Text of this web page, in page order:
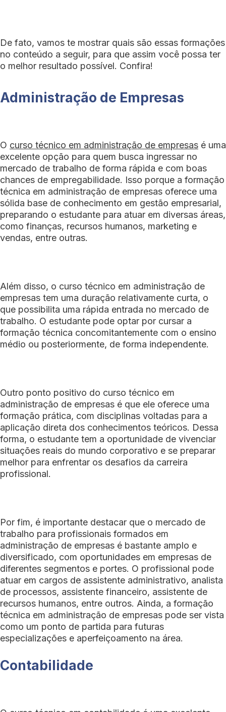
De fato, vamos te mostrar quais são essas formações
no conteúdo a seguir, para que assim você possa ter
o melhor resultado possível. Confira!
Administração de Empresas
O curso técnico em administração de empresas é uma
excelente opção para quem busca ingressar no
mercado de trabalho de forma rápida e com boas
chances de empregabilidade. Isso porque a formação
técnica em administração de empresas oferece uma
sólida base de conhecimento em gestão empresarial,
preparando o estudante para atuar em diversas áreas,
como finanças, recursos humanos, marketing e
vendas, entre outras.
Além disso, o curso técnico em administração de
empresas tem uma duração relativamente curta, o
que possibilita uma rápida entrada no mercado de
trabalho. O estudante pode optar por cursar a
formação técnica concomitantemente com o ensino
médio ou posteriormente, de forma independente.
Outro ponto positivo do curso técnico em
administração de empresas é que ele oferece uma
formação prática, com disciplinas voltadas para a
aplicação direta dos conhecimentos teóricos. Dessa
forma, o estudante tem a oportunidade de vivenciar
situações reais do mundo corporativo e se preparar
melhor para enfrentar os desafios da carreira
profissional.
Por fim, é importante destacar que o mercado de
trabalho para profissionais formados em
administração de empresas é bastante amplo e
diversificado, com oportunidades em empresas de
diferentes segmentos e portes. O profissional pode
atuar em cargos de assistente administrativo, analista
de processos, assistente financeiro, assistente de
recursos humanos, entre outros. Ainda, a formação
técnica em administração de empresas pode ser vista
como um ponto de partida para futuras
especializações e aperfeiçoamento na área.
Contabilidade